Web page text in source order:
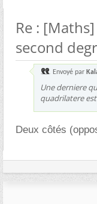
Re :
second
Envoyé par
Une derniere
quadrilatere
Deux côtés